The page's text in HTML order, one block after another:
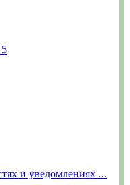
5
и уведомлениях ...